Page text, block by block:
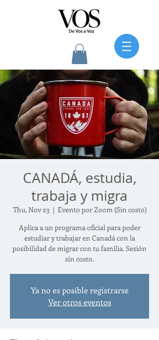
CANADÁ, estudia,
trabaja y migra
Thu, Nov 23
  |
Evento por Zoom (Sin costo)
Aplica a un programa oficial para poder
estudiar y trabajar en Canadá con la
posibilidad de migrar con tu familia. Sesión
sin costo.
Ya no es posible registrarse
Ver otros eventos